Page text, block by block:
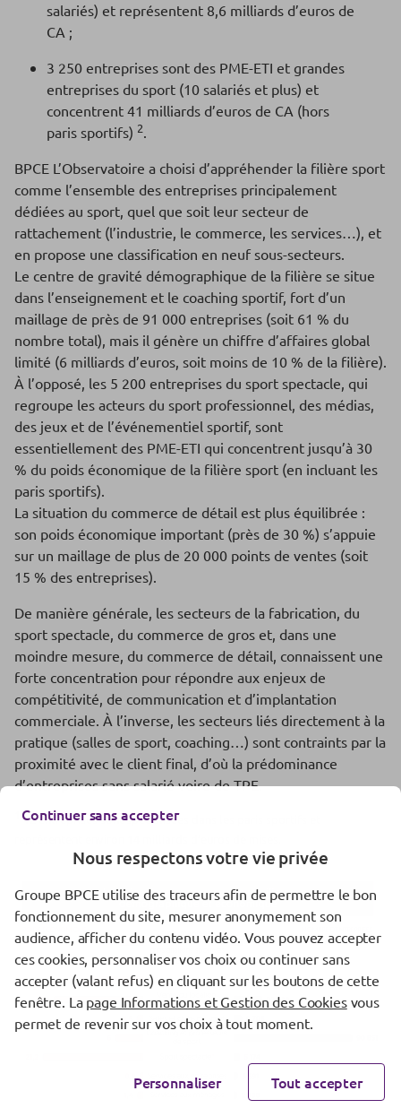
salariés) et représentent 8,6 milliards d’euros de
CA ;
3 250 entreprises sont des PME-ETI et grandes
entreprises du sport (10 salariés et plus) et
concentrent 41 milliards d’euros de CA (hors
paris sportifs) 2.
BPCE L’Observatoire a choisi d’appréhender la filière sport
comme l’ensemble des entreprises principalement
dédiées au sport, quel que soit leur secteur de
rattachement (l’industrie, le commerce, les services…), et
en propose une classification en neuf sous-secteurs.
Le centre de gravité démographique de la filière se situe
dans l’enseignement et le coaching sportif, fort d’un
maillage de près de 91 000 entreprises (soit 61 % du
nombre total), mais il génère un chiffre d’affaires global
limité (6 milliards d’euros, soit moins de 10 % de la filière).
À l’opposé, les 5 200 entreprises du sport spectacle, qui
regroupe les acteurs du sport professionnel, des médias,
des jeux et de l’événementiel sportif, sont
essentiellement des PME-ETI qui concentrent jusqu’à 30
% du poids économique de la filière sport (en incluant les
paris sportifs).
La situation du commerce de détail est plus équilibrée :
son poids économique important (près de 30 %) s’appuie
sur un maillage de plus de 20 000 points de ventes (soit
15 % des entreprises).
De manière générale, les secteurs de la fabrication, du
sport spectacle, du commerce de gros et, dans une
moindre mesure, du commerce de détail, connaissent une
forte concentration pour répondre aux enjeux de
compétitivité, de communication et d’implantation
commerciale. À l’inverse, les secteurs liés directement à la
pratique (salles de sport, coaching…) sont contraints par la
proximité avec le client final, d’où la prédominance
d’entreprises sans salarié voire de TPE.
12 entreprises sont spécialisées dans les paris sportifs et
Continuer sans accepter
Nous respectons votre vie privée
Groupe BPCE utilise des traceurs afin de permettre le bon
fonctionnement du site, mesurer anonymement son
audience, afficher du contenu vidéo. Vous pouvez accepter
ces cookies, personnaliser vos choix ou continuer sans
accepter (valant refus) en cliquant sur les boutons de cette
fenêtre. La page Informations et Gestion des Cookiesvous
permet de revenir sur vos choix à tout moment.
Personnaliser Tout accepter